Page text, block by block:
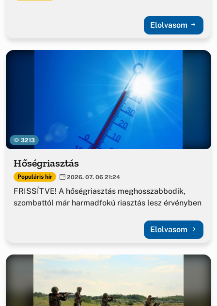
Elolvasom
3213
Hőségriasztás
Populáris hír 2026. 07. 06 21:24
FRISSÍTVE! A hőségriasztás meghosszabbodik,
szombattól már harmadfokú riasztás lesz érvényben
Elolvasom